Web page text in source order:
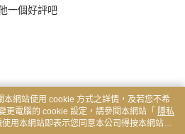
一個好評吧
網站使用 cookie 方式之詳情，及若您不希
更電腦的 cookie 設定，請參閱本網站「 隱私
用本網站即表示您同意本公司得按本網站使